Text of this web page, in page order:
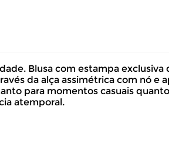
Blusa com estampa
da alça assimétrica com nó e
para momentos casuais
atemporal.